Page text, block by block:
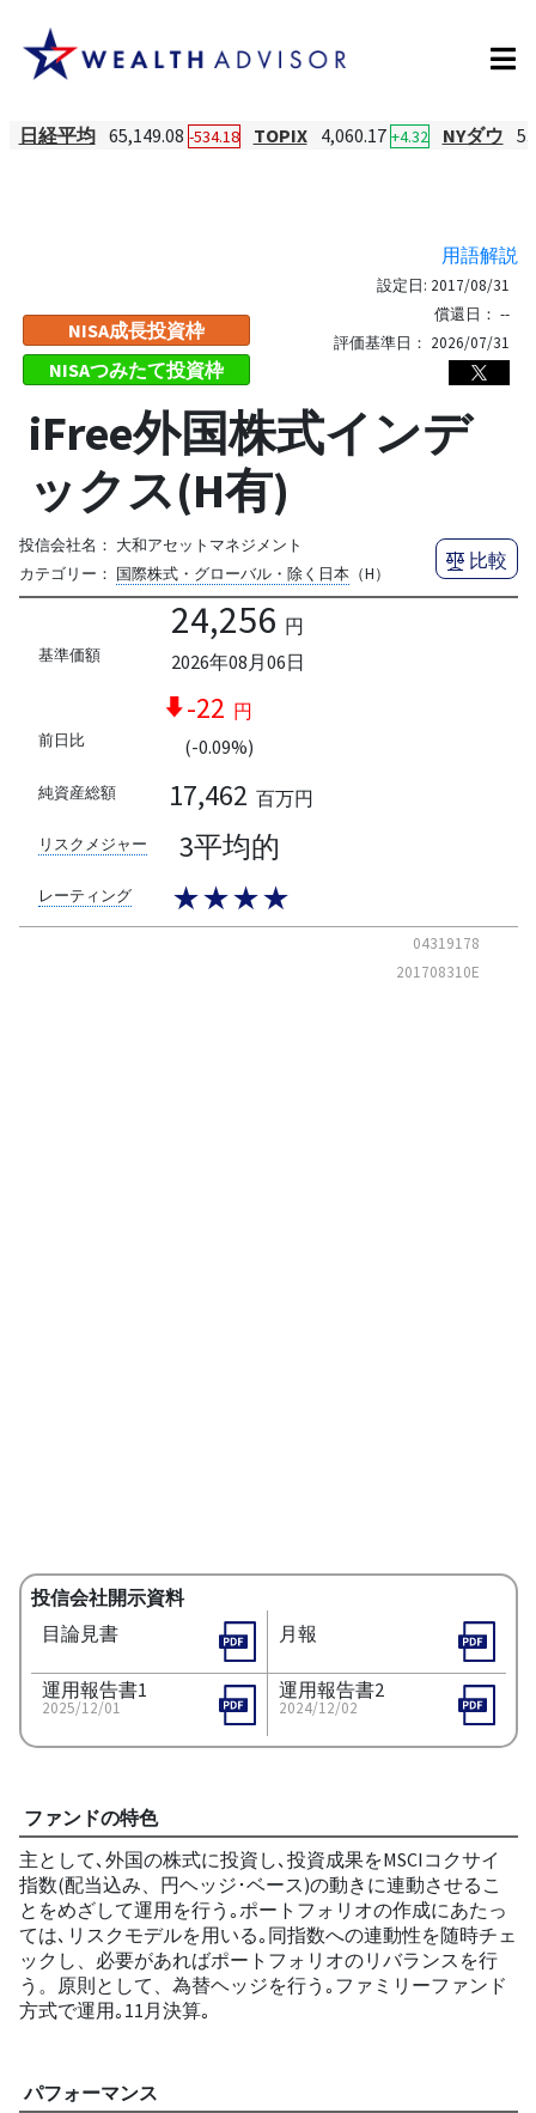
日経平均 65,149.08 -534.18 TOPIX 4,060.17 +4.32 NYダウ
用語解説
NISA成長投資枠
NISAつみたて投資枠
設定日: 2017/08/31
償還日： --
評価基準日： 2026/07/31
iFree外国株式インデ
ックス(H有)
投信会社名： 大和アセットマネジメント
カテゴリー： 国際株式・グローバル・除く日本（H）
比較
基準価額
24,256 円
2026年08月06日
前日比
-22 円
(-0.09%)
純資産総額 17,462 百万円
リスクメジャー 3平均的
レーティング ★★★★
04319178
201708310E
投信会社開示資料
目論見書
月報
運用報告書1
2025/12/01
運用報告書2
2024/12/02
ファンドの特色
主として､外国の株式に投資し､投資成果をMSCIコクサイ
指数(配当込み、円ヘッジ･ベース)の動きに連動させるこ
とをめざして運用を行う｡ポートフォリオの作成にあたっ
ては､リスクモデルを用いる｡同指数への連動性を随時チェ
ックし、必要があればポートフォリオのリバランスを行
う。原則として、為替ヘッジを行う｡ファミリーファンド
方式で運用｡11月決算｡
パフォーマンス